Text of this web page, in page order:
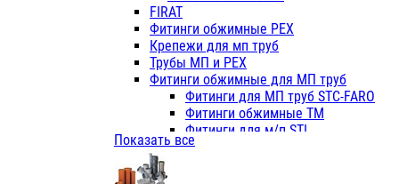
Фитинги ПП белые
Фитинги ПП белые
Фитинги ППс металл.белые
VALFEX
Трубы PE-RT
Трубы ПП водопровод белые
Трубы ПП водопровод серые
Трубы армированные
Трубы армированные
FIRAT
Фитинги обжимные PEX
Крепежи для мп труб
Трубы МП и PEX
Фитинги обжимные для МП труб
Фитинги для МП труб STC-FARO
Фитинги обжимные ТМ
Фитинги для м/п STI
Фитинги для МП труб TITAN
Показать все